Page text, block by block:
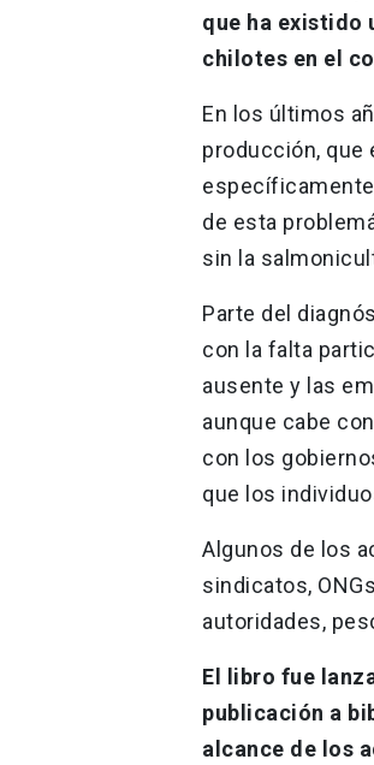
que ha existido
chilotes en el
En los últimos
producción, que
de esta
sin la
Parte del
con la falta
ausente y las
aunque cabe
con los
que los
Algunos de los
sindicatos,
autoridades,
El libro fue
publicación a
alcance de los